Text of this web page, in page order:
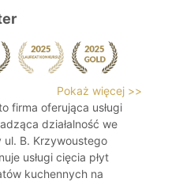
Pokaż więcej >>
firma oferująca usługi
działalność we
ul. B. Krzywoustego
usługi cięcia płyt
kuchennych na